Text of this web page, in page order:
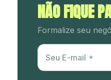
NÃO FIQUE
Formalize seu
Utm Content
Seu E-mail